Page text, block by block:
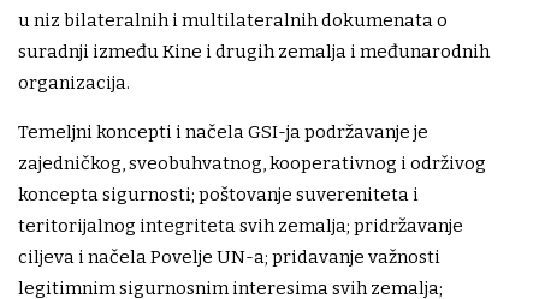
u niz bilateralnih i multilateralnih dokumenata o
suradnji između Kine i drugih zemalja i međunarodnih
organizacija.
Temeljni koncepti i načela GSI-ja podržavanje je
zajedničkog, sveobuhvatnog, kooperativnog i održivog
koncepta sigurnosti; poštovanje suvereniteta i
teritorijalnog integriteta svih zemalja; pridržavanje
ciljeva i načela Povelje UN-a; pridavanje važnosti
legitimnim sigurnosnim interesima svih zemalja;